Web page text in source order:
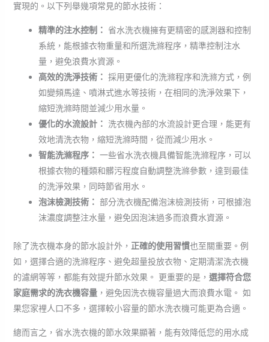
實現的。以下列舉幾項常見的節水技術：
精準的注水控制： 省水洗衣機擁有更精密的感測器和控制
系統，能根據衣物重量和所選洗滌程序，精準控制注水
量，避免浪費水資源。
高效的洗淨技術： 採用更優化的洗滌程序和洗滌方式，例
如變頻馬達、噴淋式進水等技術，在相同的洗淨效果下，
縮短洗滌時間並減少用水量。
優化的水流設計： 洗衣機內部的水流設計更合理，能更有
效地清洗衣物，縮短洗滌時間，從而減少用水。
智能洗滌程序： 一些省水洗衣機具備智能洗滌程序，可以
根據衣物的種類和髒污程度自動調整洗滌參數，達到最佳
的洗淨效果，同時節省用水。
泡沫檢測技術： 部分洗衣機配備泡沫檢測技術，可根據泡
沫濃度調整注水量，避免因泡沫過多而浪費水資源。
除了洗衣機本身的節水設計外， 正確的使用習慣也至關重要。例
如，選擇合適的洗滌程序、避免超量投放衣物、定期清潔洗衣機
的濾網等等，都能有效提升節水效果。 更重要的是， 選擇符合您
家庭需求的洗衣機容量，避免因洗衣機容量過大而浪費水電。 如
果您家裡人口不多，選擇較小容量的節水洗衣機可能更為合適。
總而言之，省水洗衣機的節水效果顯著，能有效降低您的用水成